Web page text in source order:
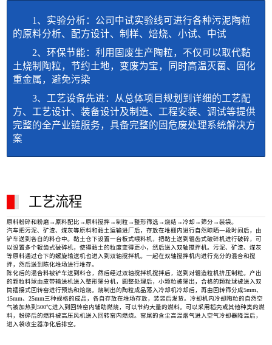
1、实验分析：公司中试实验线可进行各种污泥陶粒
的原料分析、配方设计、制样、焙烧、小试、中试
2、环保节能：利用固废生产陶粒，不仅可以取代黏
土烧制陶粒，节约土地，变废为宝，同时高温灭菌、固化
重金属，避免污染
3、工艺设备先进：从总体项目规划到详细的工艺配
方、工艺设计、装备设计及制造、工程安装、调试等提供
完整的全产业链服务，具备完整的固危废处理系统解决方
案
工艺流程
原料粉碎和粉磨→原料配比→原料搅拌→制粒→整形筛选→烧结→冷却→筛分→装袋。
汽车把污泥、矿渣、煤灰等原料和黏土运输进厂后，存放在堆棚内进行自然晾晒一段时间后，由
铲车送到各自的料仓中。黏土仓下设置一台板式喂料机，把黏土送到辊齿式破碎机进行破碎，可
以设置多个辊齿式破碎机，使得黏土的粒度变得更小，然后送入双轴搅拌机。污泥、矿渣、煤灰
等原料通过仓下的螺旋输送机也进入到双轴搅拌机。一起在双轴搅拌机内进行充分的混合和搅
拌，然后送到陈化堆场进行堆存。
陈化后的混合料被铲车送到料仓，然后经过双轴搅拌机搅拌后，送到对辊造粒机挤压制粒。产出
的颗粒料球由皮带输送机送入整形筛分机，圆整处理后，小颗粒被筛出，合格的颗粒球被送入双
筒插接式回转窑进行预热和焙烧。烧制出的陶粒成品落入冷却机冷却后，再由回转筛分成5mm、
15mm、25mm三种规格的成品，各自存放在堆场存放，装袋后发货。冷却机内冷却陶粒的自然空
气被加热到500℃进入到回转窑内辅助燃烧，可以节约大量的燃料。可以采用稻壳或其他种类的燃
料，粉碎后的燃料被高压风机送入回转窑内燃烧。窑尾的含尘高温烟气进入空气冷却器降温后，
进入袋收尘器净化后排空。